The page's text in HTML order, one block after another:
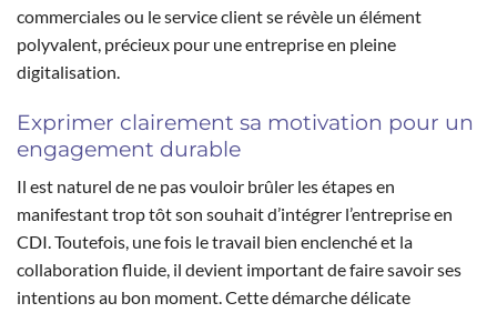
commerciales ou le service client se révèle un élément
polyvalent, précieux pour une entreprise en pleine
digitalisation.
Exprimer clairement sa motivation pour un
engagement durable
Il est naturel de ne pas vouloir brûler les étapes en
manifestant trop tôt son souhait d’intégrer l’entreprise en
CDI. Toutefois, une fois le travail bien enclenché et la
collaboration fluide, il devient important de faire savoir ses
intentions au bon moment. Cette démarche délicate